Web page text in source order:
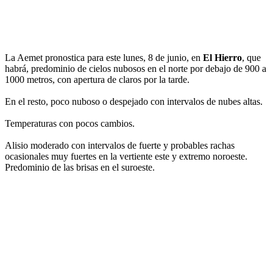
La Aemet pronostica para este lunes, 8 de junio, en El Hierro, que
habrá, predominio de cielos nubosos en el norte por debajo de 900 a
1000 metros, con apertura de claros por la tarde.
En el resto, poco nuboso o despejado con intervalos de nubes altas.
Temperaturas con pocos cambios.
Alisio moderado con intervalos de fuerte y probables rachas
ocasionales muy fuertes en la vertiente este y extremo noroeste.
Predominio de las brisas en el suroeste.